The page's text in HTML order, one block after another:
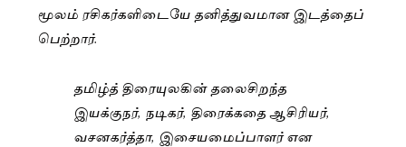
மூலம் ரசிகர்களிடையே தனித்துவமான இடத்தைப்
பெற்றார்.
தமிழ்த் திரையுலகின் தலைசிறந்த
இயக்குநர், நடிகர், திரைக்கதை ஆசிரியர்,
வசனகர்த்தா, இசையமைப்பாளர் என